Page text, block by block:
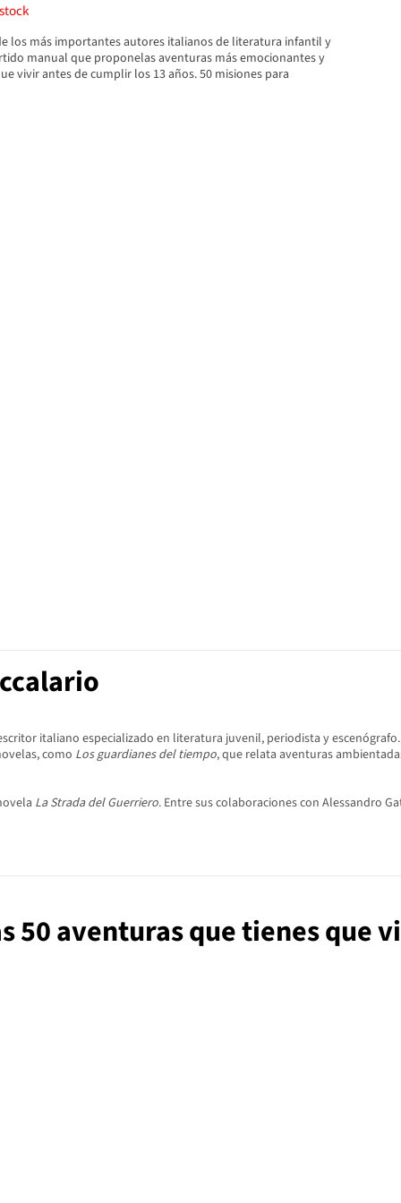
los más importantes autores italianos de literatura infantil y
manual que proponelas aventuras más emocionantes y
vivir antes de cumplir los 13 años. 50 misiones para
italiano especializado en literatura juvenil, periodista y
como Los guardianes del tiempo, que relata aventuras
La Strada del Guerriero. Entre sus colaboraciones con Alessandro
50 aventuras que tienes que